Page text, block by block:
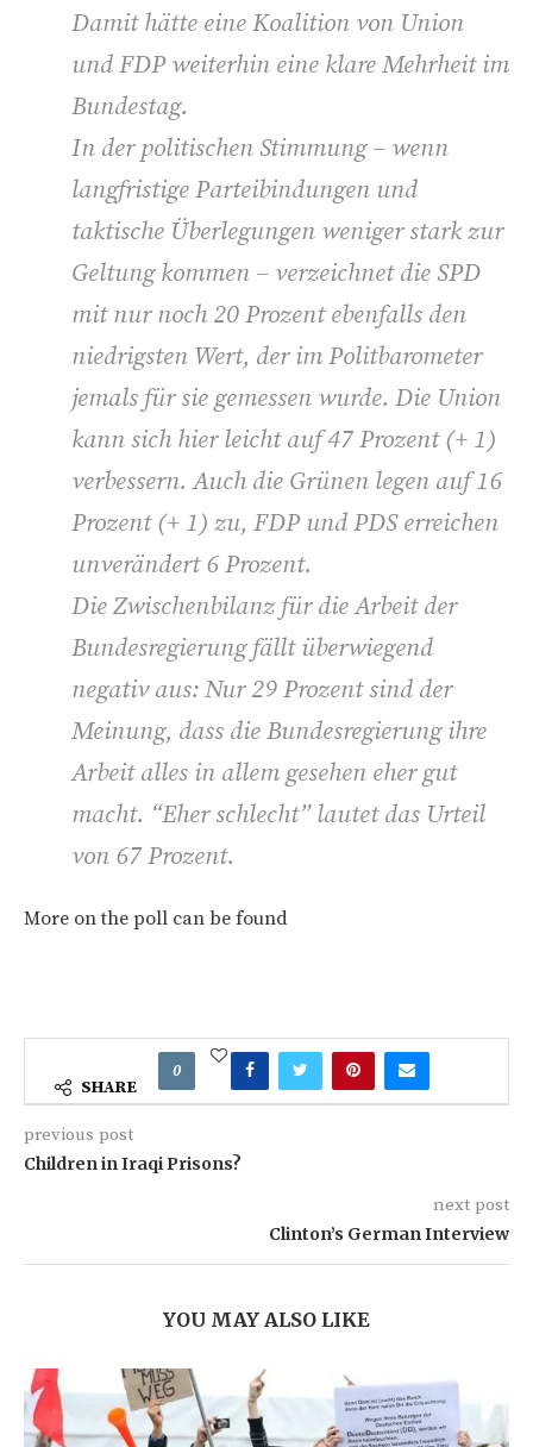
Damit hätte eine Koalition von Union
und FDP weiterhin eine klare Mehrheit im
Bundestag.
In der politischen Stimmung – wenn
langfristige Parteibindungen und
taktische Überlegungen weniger stark zur
Geltung kommen – verzeichnet die SPD
mit nur noch 20 Prozent ebenfalls den
niedrigsten Wert, der im Politbarometer
jemals für sie gemessen wurde. Die Union
kann sich hier leicht auf 47 Prozent (+ 1)
verbessern. Auch die Grünen legen auf 16
Prozent (+ 1) zu, FDP und PDS erreichen
unverändert 6 Prozent.
Die Zwischenbilanz für die Arbeit der
Bundesregierung fällt überwiegend
negativ aus: Nur 29 Prozent sind der
Meinung, dass die Bundesregierung ihre
Arbeit alles in allem gesehen eher gut
macht. “Eher schlecht” lautet das Urteil
von 67 Prozent.
More on the poll can be found
SHARE
0
previous post
Children in Iraqi Prisons?
next post
Clinton’s German Interview
YOU MAY ALSO LIKE